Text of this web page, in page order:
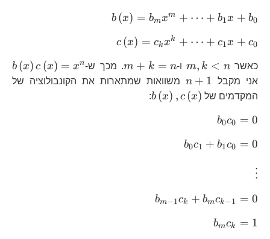
b (x) = bmxm + ⋯ + b1x + b0
c (x) = ckxk + ⋯ + c1x + c0
כאשר m,k<n m, k < n ו-
m+k=n
m + k = n . מכך ש- b (x) c (x) = xn
אני מקבל n+1 n + 1
משוואות שמתארות את הקונבולוציה של
המקדמים של
b\left(x\right),c\left(x\right)
b (x) , c (x)
:
b0c0 = 0
b_{0}c_{1}+b_{1}c_{0}=0
b0c1 + b1c0 = 0
⋮
bm−1ck + bmck−1 = 0
bmck = 1